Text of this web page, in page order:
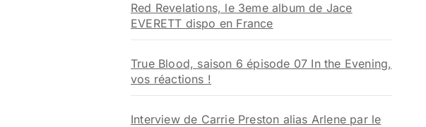
Red Revelations, le 3eme album de Jace
EVERETT dispo en France
True Blood, saison 6 épisode 07 In the Evening,
vos réactions !
Interview de Carrie Preston alias Arlene par le